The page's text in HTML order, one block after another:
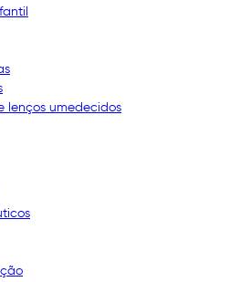
lenços umedecidos